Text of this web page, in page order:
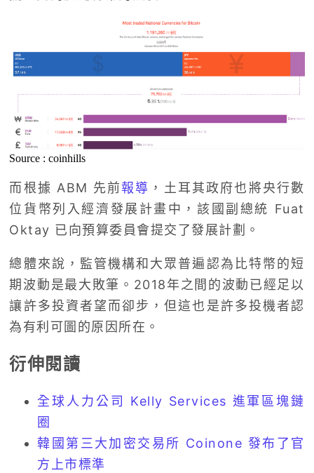
Source : coinhills
而根據 ABM 先前報導 ，土耳其政府也將央行數
位貨幣列入經濟發展計畫中，該國副總統 Fuat
Oktay 已向預算委員會提交了發展計劃。
總體來說，監管機構和大眾普遍認為比特幣的短
期波動是最大敗筆。2018年之間的波動已經足以
讓許多投資者望而卻步，但這也是許多投機者認
為有利可圖的原因所在。
衍伸閱讀
全球人力公司 Kelly Services 進軍區塊鏈
圈
韓國第三大加密交易所 Coinone 發布了官
方上市標準